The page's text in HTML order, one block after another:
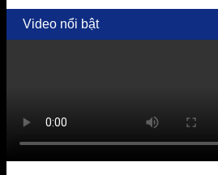
Video nổi bật